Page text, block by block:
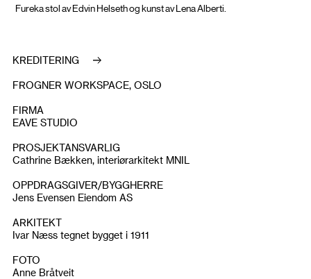
Fureka stol av Edvin Helseth og kunst av Lena Alberti.
KREDITERING
FROGNER WORKSPACE, OSLO
FIRMA
EAVE STUDIO
PROSJEKTANSVARLIG
Cathrine Bækken, interiørarkitekt MNIL
OPPDRAGSGIVER/BYGGHERRE
Jens Evensen Eiendom AS
ARKITEKT
Ivar Næss tegnet bygget i 1911
FOTO
Anne Bråtveit